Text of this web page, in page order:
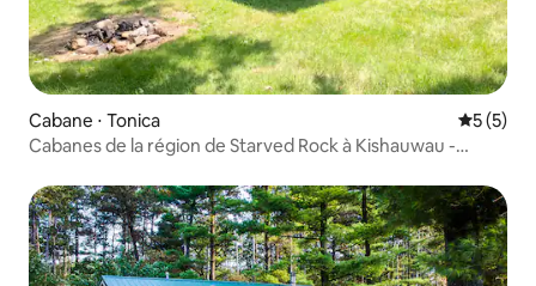
Cabane ⋅ Tonica
5 (5)
Cabanes de la région de Starved Rock à Kishauwau -
pour 3 adultes ou 2 adultes/2 enfants